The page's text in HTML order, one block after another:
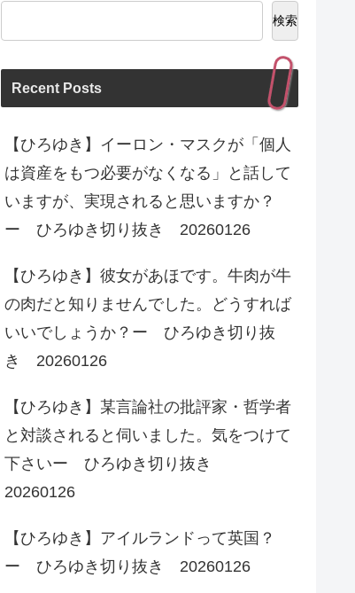
検索
Recent Posts
【ひろゆき】イーロン・マスクが「個人
は資産をもつ必要がなくなる」と話して
いますが、実現されると思いますか？
ー ひろゆき切り抜き 20260126
【ひろゆき】彼女があほです。牛肉が牛
の肉だと知りませんでした。どうすれば
いいでしょうか？ー ひろゆき切り抜
き 20260126
【ひろゆき】某言論社の批評家・哲学者
と対談されると伺いました。気をつけて
下さいー ひろゆき切り抜き
20260126
【ひろゆき】アイルランドって英国？
ー ひろゆき切り抜き 20260126